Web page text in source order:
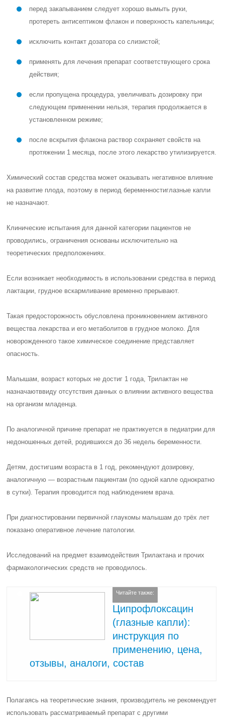
перед закапыванием следует хорошо вымыть руки,
протереть антисептиком флакон и поверхность капельницы;
исключить контакт дозатора со слизистой;
применять для лечения препарат соответствующего срока
действия;
если пропущена процедура, увеличивать дозировку при
следующем применении нельзя, терапия продолжается в
установленном режиме;
после вскрытия флакона раствор сохраняет свойств на
протяжении 1 месяца, после этого лекарство утилизируется.
Химический состав средства может оказывать негативное влияние
на развитие плода, поэтому в периодбеременностиглазные капли
не назначают.
Клинические испытания для данной категории пациентов не
проводились, ограничения основаны исключительно на
теоретических предположениях.
Если возникает необходимость в использовании средства в период
лактации, грудное вскармливание временно прерывают.
Такая предосторожность обусловлена проникновением активного
вещества лекарства и его метаболитов в грудное молоко. Для
новорожденного такое химическое соединение представляет
опасность.
Малышам, возраст которых не достиг 1 года, Трилактан не
назначаютввиду отсутствия данных о влиянии активного вещества
на организм младенца.
По аналогичной причине препарат не практикуется в педиатрии для
недоношенных детей, родившихся до 36 недель беременности.
Детям, достигшим возраста в 1 год, рекомендуют дозировку,
аналогичную — возрастным пациентам (по одной капле однократно
в сутки). Терапия проводится под наблюдением врача.
При диагностировании первичной глаукомы малышам до трёх лет
показано оперативное лечение патологии.
Исследований на предмет взаимодействия Трилактана и прочих
фармакологических средств не проводилось.
Читайте также:
Ципрофлоксацин
(глазные капли):
инструкция по
применению, цена,
отзывы, аналоги, состав
Полагаясь на теоретические знания, производитель не рекомендует
использовать рассматриваемый препаратс другими